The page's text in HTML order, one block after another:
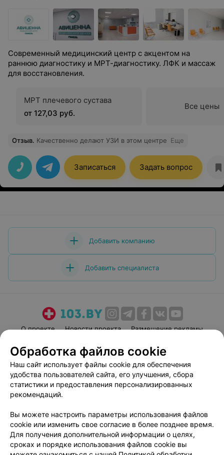
Современный медицинский центр с акцентом на
раннюю диагностику и МРТ-диагностику. ЛФК и массаж
для восстановления.
МРТ плечевого сустава
от 127,03 руб.
Все цены
Отзыв. Качественно делают УЗИ в этом центре Еще
Записаться Задать вопрос
Добавить компанию
Добавить специалиста
О проекте Новости проекта
Размещение рекламы
Пользовательское соглашение
Способы оплаты
Вакансии
Партнеры
Написать руководителю 103.by
Персональные настройки cookie
Обработка персональных данных
Обработка файлов cookie
Наш сайт использует файлы cookie для обеспечения
удобства пользователей сайта, его улучшения, сбора
статистики и предоставления персонализированных
рекомендаций.
Вы можете настроить параметры использования файлов
cookie или изменить свое согласие в более позднее время.
Для получения дополнительной информации о целях,
сроках и порядке использования файлов cookie вы